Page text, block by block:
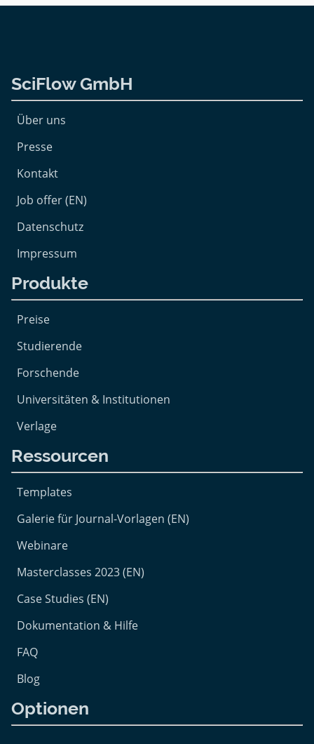
SciFlow GmbH
Über uns
Presse
Kontakt
Job offer (EN)
Datenschutz
Impressum
Produkte
Preise
Studierende
Forschende
Universitäten & Institutionen
Verlage
Ressourcen
Templates
Galerie für Journal-Vorlagen (EN)
Webinare
Masterclasses 2023 (EN)
Case Studies (EN)
Dokumentation & Hilfe
FAQ
Blog
Optionen